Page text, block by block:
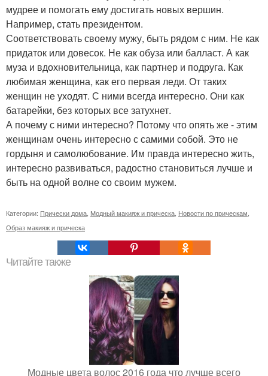
мудрее и помогать ему достигать новых вершин.
Например, стать президентом.
Соответствовать своему мужу, быть рядом с ним. Не как
придаток или довесок. Не как обуза или балласт. А как
муза и вдохновительница, как партнер и подруга. Как
любимая женщина, как его первая леди. От таких
женщин не уходят. С ними всегда интересно. Они как
батарейки, без которых все затухнет.
А почему с ними интересно? Потому что опять же - этим
женщинам очень интересно с самими собой. Это не
гордыня и самолюбование. Им правда интересно жить,
интересно развиваться, радостно становиться лучше и
быть на одной волне со своим мужем.
Категории: Прически дома Модный макияж и прическа Новости по прическам
Образ макияж и прическа
Читайте также
Модные цвета волос 2016 года что лучше всего